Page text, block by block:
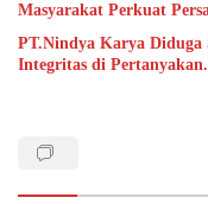
Masyarakat Perkuat
PT.Nindya Karya
Integritas di Pertanyakan.